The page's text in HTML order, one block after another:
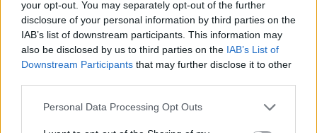
your opt-out. You may separately opt-out of the further
disclosure of your personal information by third parties on the
IAB’s list of downstream participants. This information may
also be disclosed by us to third parties on the IAB’s List of
Downstream Participants that may further disclose it to other
Personal Data Processing Opt Outs
MOKYKLINIAI LAIKAI. Pradinėse klasėse
(Simonas dešinėje).... ir kiek vyresnis